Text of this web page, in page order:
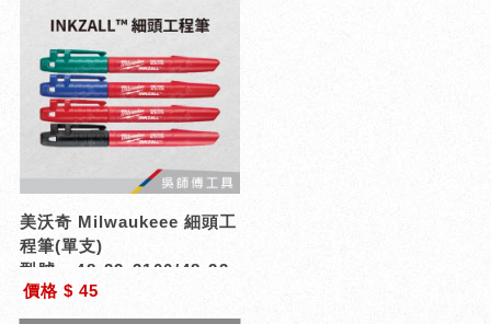
美沃奇 Milwaukeee 細頭工
程筆(單支)
型號 : 48-22-3100/48-22-
3170/48-22-3180/48-22-
3190
價格 $ 45